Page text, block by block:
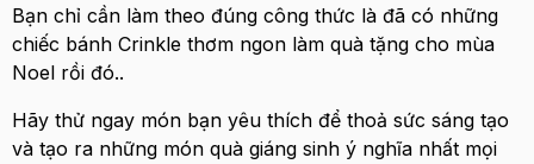
Bạn chỉ cần làm theo đúng công thức là đã có những
chiếc bánh Crinkle thơm ngon làm quà tặng cho mùa
Noel rồi đó..
Hãy thử ngay món bạn yêu thích để thoả sức sáng tạo
và tạo ra những món quà giáng sinh ý nghĩa nhất mọi